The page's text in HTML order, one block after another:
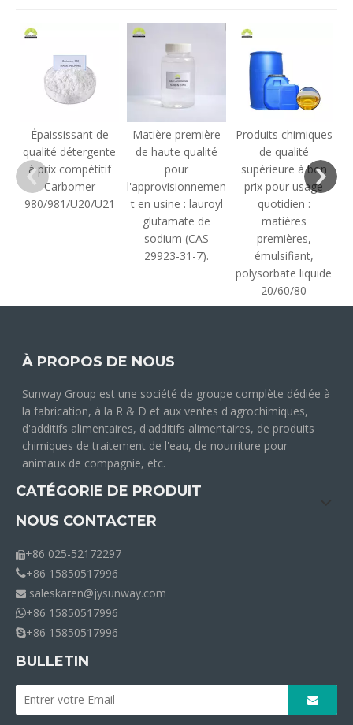
Épaississant de
qualité détergente
à prix compétitif
Carbomer
980/981/U20/U21
Matière première
de haute qualité
pour
l'approvisionnemen
t en usine : lauroyl
glutamate de
sodium (CAS
29923-31-7).
Produits chimiques
de qualité
supérieure à bon
prix pour usage
quotidien :
matières
premières,
émulsifiant,
polysorbate liquide
20/60/80
À PROPOS DE NOUS
Sunway Group est une société de groupe complète dédiée à
la fabrication, à la R & D et aux ventes d'agrochimiques,
d'additifs alimentaires, d'additifs alimentaires, de produits
chimiques de traitement de l'eau, de nourriture pour
animaux de compagnie, etc.
CATÉGORIE DE PRODUIT
NOUS CONTACTER
+86 025-52172297
+86 15850517996
 saleskaren@jysunway.com
+86 15850517996
+86 15850517996
BULLETIN